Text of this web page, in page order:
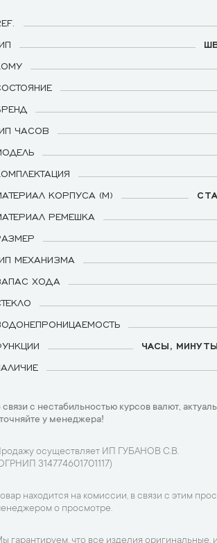
ЧАСОВ
КОРПУСА (М)
РЕМЕШКА
МЕХАНИЗМА
ХОДА
ЧАСЫ,
связи с нестабильностью курсов валют,
у менеджера!
осуществляет ИП ГУБАНОВ С.В.
314774601701117)
находится на комиссии, в связи с этим
о просмотре.